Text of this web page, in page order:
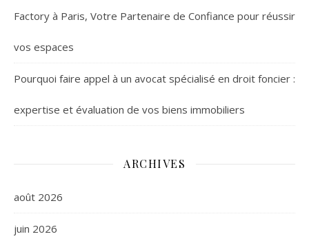
Factory à Paris, Votre Partenaire de Confiance pour réussir
vos espaces
Pourquoi faire appel à un avocat spécialisé en droit foncier :
expertise et évaluation de vos biens immobiliers
ARCHIVES
août 2026
juin 2026